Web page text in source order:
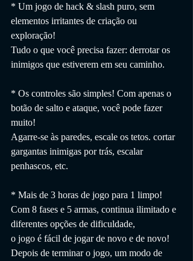
* Um jogo de hack & slash puro, sem
elementos irritantes de criação ou
exploração!
Tudo o que você precisa fazer: derrotar os
inimigos que estiverem em seu caminho.
* Os controles são simples! Com apenas o
botão de salto e ataque, você pode fazer
muito!
Agarre-se às paredes, escale os tetos. cortar
gargantas inimigas por trás, escalar
penhascos, etc.
* Mais de 3 horas de jogo para 1 limpo!
Com 8 fases e 5 armas, continua ilimitado e
diferentes opções de dificuldade,
o jogo é fácil de jogar de novo e de novo!
Depois de terminar o jogo, um modo de